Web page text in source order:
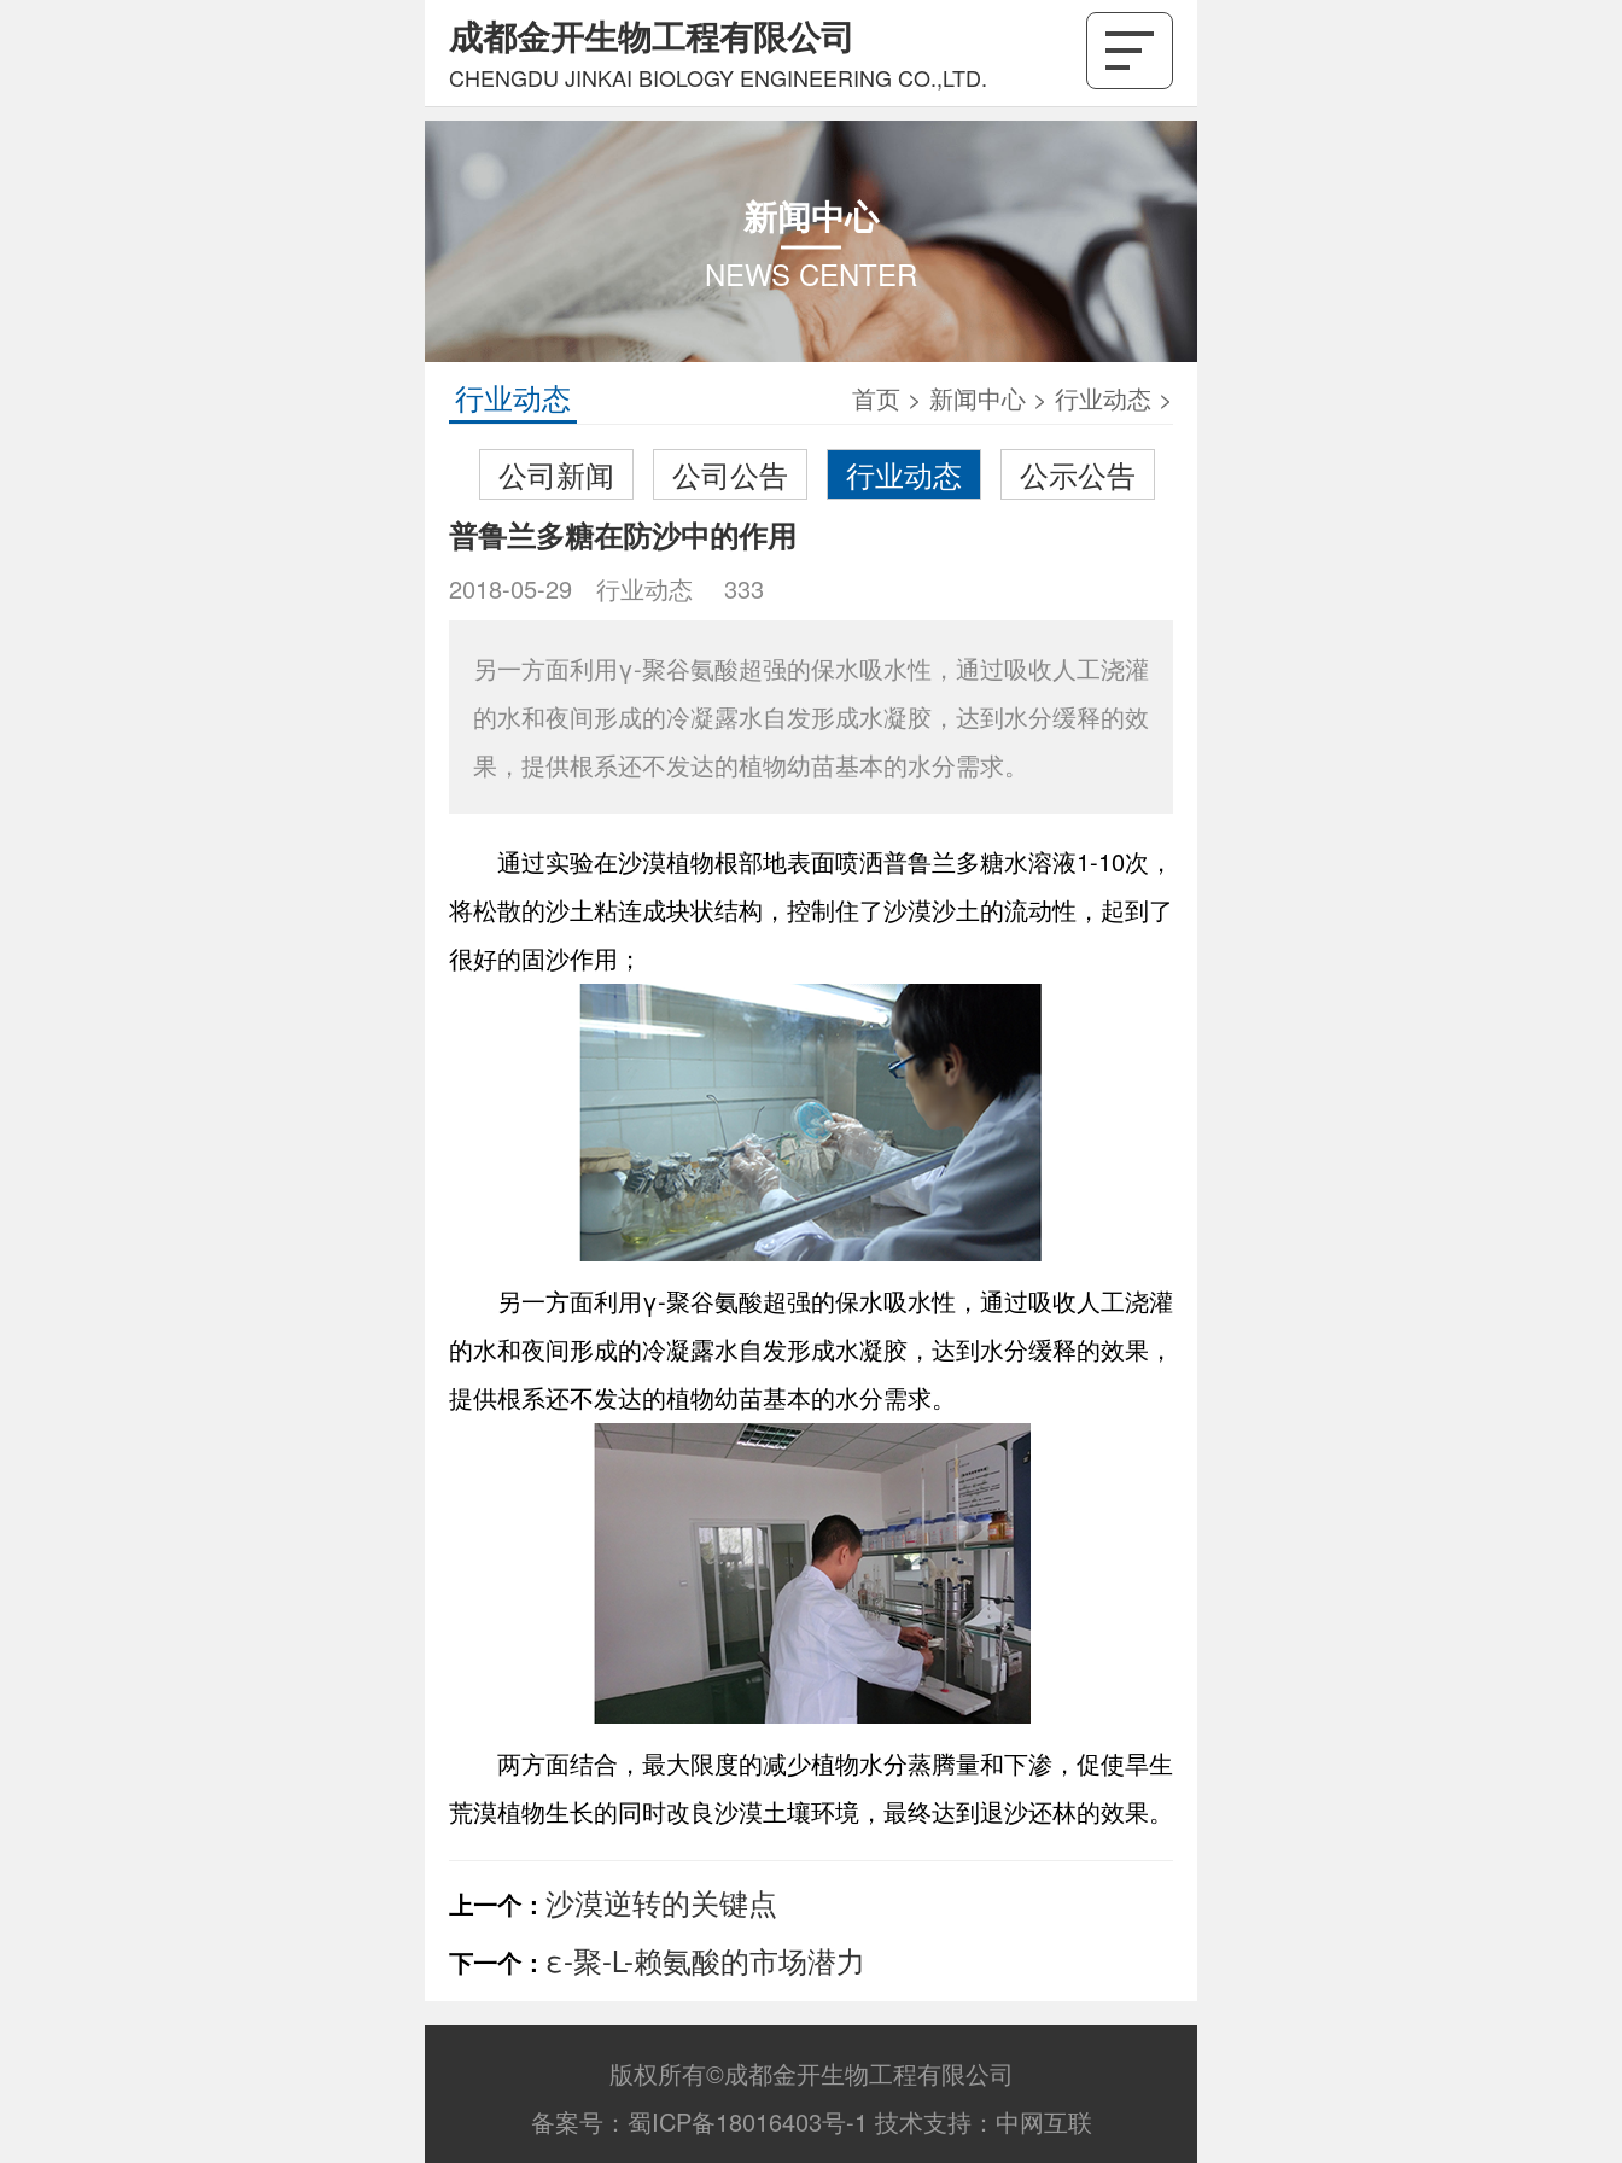
成都金开生物工程有限公司
CHENGDU JINKAI BIOLOGY ENGINEERING CO.,LTD.
新闻中心
NEWS CENTER
行业动态 首页 > 新闻中心 > 行业动态 >
公司新闻 公司公告 行业动态 公示公告
普鲁兰多糖在防沙中的作用
2018-05-29 行业动态 333
另一方面利用γ-聚谷氨酸超强的保水吸水性，通过吸收人工浇灌
的水和夜间形成的冷凝露水自发形成水凝胶，达到水分缓释的效
果，提供根系还不发达的植物幼苗基本的水分需求。
通过实验在沙漠植物根部地表面喷洒普鲁兰多糖水溶液1-10次，
将松散的沙土粘连成块状结构，控制住了沙漠沙土的流动性，起到了
很好的固沙作用；
另一方面利用γ-聚谷氨酸超强的保水吸水性，通过吸收人工浇灌
的水和夜间形成的冷凝露水自发形成水凝胶，达到水分缓释的效果，
提供根系还不发达的植物幼苗基本的水分需求。
两方面结合，最大限度的减少植物水分蒸腾量和下渗，促使旱生
荒漠植物生长的同时改良沙漠土壤环境，最终达到退沙还林的效果。
上一个： 沙漠逆转的关键点
下一个： ε-聚-L-赖氨酸的市场潜力
版权所有©成都金开生物工程有限公司
备案号： 蜀ICP备18016403号-1 技术支持： 中网互联